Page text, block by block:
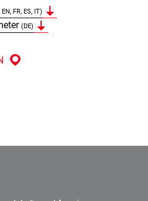
EN, FR, ES, IT)
(DE)